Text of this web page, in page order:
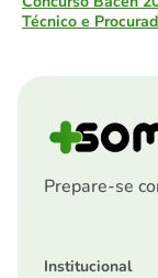
Técnico e
Prepare-se
Institucional